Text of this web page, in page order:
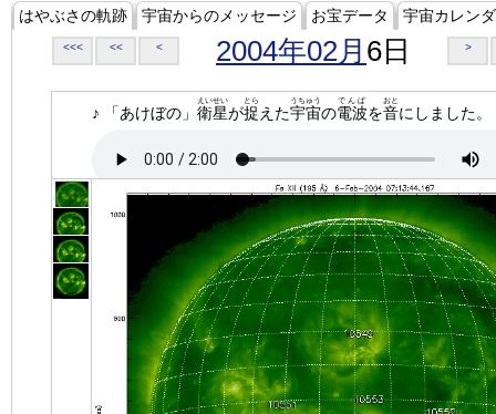
はやぶさの軌跡 宇宙からのメッセージ お宝データ 宇宙カレン
<<< << < 2004年02月 6日 >
♪ 「あけぼの」 衛星
えいせい
が捉
とら
えた宇宙
うちゅう
の電波
でんぱ
を音
おと
にしました。